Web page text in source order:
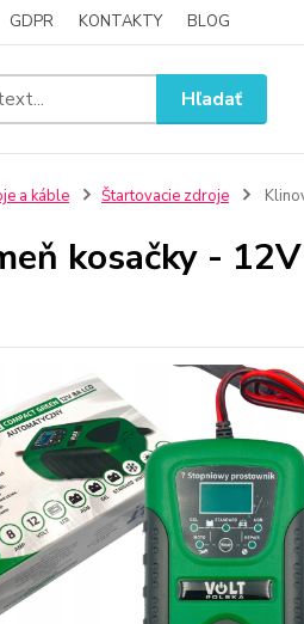
GDPR KONTAKTY BLOG
Hľadať
a káble Štartovacie zdroje
kosačky -